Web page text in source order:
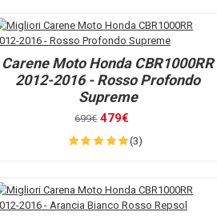
Carene Moto Honda CBR1000RR
2012-2016 - Rosso Profondo
Supreme
699€ 479€
(3)